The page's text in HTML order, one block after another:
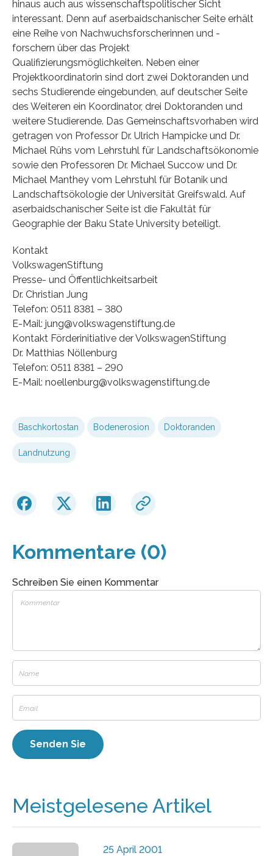
hinaus auch aus wissenschaftspolitischer Sicht
interessant. Denn auf aserbaidschanischer Seite erhält
eine Reihe von Nachwuchsforscherinnen und -
forschern über das Projekt
Qualifizierungsmöglichkeiten. Neben einer
Projektkoordinatorin sind dort zwei Doktoranden und
sechs Studierende eingebunden, auf deutscher Seite
des Weiteren ein Koordinator, drei Doktoranden und
weitere Studierende. Das Gemeinschaftsvorhaben wird
getragen von Professor Dr. Ulrich Hampicke und Dr.
Michael Rühs vom Lehrstuhl für Landschaftsökonomie
sowie den Professoren Dr. Michael Succow und Dr.
Michael Manthey vom Lehrstuhl für Botanik und
Landschaftsökologie der Universität Greifswald. Auf
aserbaidschanischer Seite ist die Fakultät für
Geographie der Baku State University beteiligt.
Kontakt
VolkswagenStiftung
Presse- und Öffentlichkeitsarbeit
Dr. Christian Jung
Telefon: 0511 8381 – 380
E-Mail: jung@volkswagenstiftung.de
Kontakt Förderinitiative der VolkswagenStiftung
Dr. Matthias Nöllenburg
Telefon: 0511 8381 – 290
E-Mail: noellenburg@volkswagenstiftung.de
Baschkortostan Bodenerosion Doktoranden
Landnutzung
Kommentare (0)
Schreiben Sie einen Kommentar
Meistgelesene Artikel
25 April 2001